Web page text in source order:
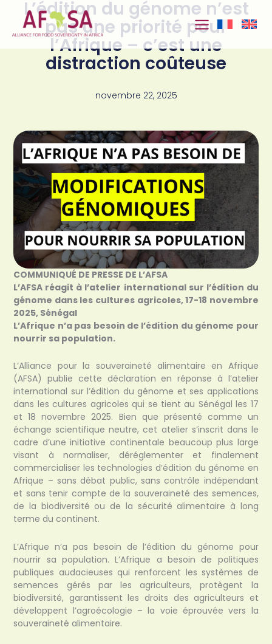
Aller au
contenuL’édition du génome n’est
pas une priorité pour
l’Afrique – c’est une
distraction coûteuse
novembre 22, 2025
COMMUNIQUÉ DE PRESSE DE L’AFSA
L’AFSA réagit à l’atelier international sur l’édition du
génome dans les cultures agricoles, 17-18 novembre
2025, Sénégal
L’Afrique n’a pas besoin de l’édition du génome pour
nourrir sa population.
L’Alliance pour la souveraineté alimentaire en Afrique
(AFSA) publie cette déclaration en réponse à l’atelier
international sur l’édition du génome et ses applications
dans les cultures agricoles qui se tient au Sénégal les 17
et 18 novembre 2025. Bien que présenté comme un
échange scientifique neutre, cet atelier s’inscrit dans le
cadre d’une initiative continentale beaucoup plus large
visant à normaliser, déréglementer et finalement
commercialiser les technologies d’édition du génome en
Afrique – sans débat public, sans contrôle indépendant
et sans tenir compte de la souveraineté des semences,
de la biodiversité ou de la sécurité alimentaire à long
terme du continent.
L’Afrique n’a pas besoin de l’édition du génome pour
nourrir sa population. L’Afrique a besoin de politiques
publiques audacieuses qui renforcent les systèmes de
semences gérés par les agriculteurs, protègent la
biodiversité, garantissent les droits des agriculteurs et
développent l’agroécologie – la voie éprouvée vers la
souveraineté alimentaire.